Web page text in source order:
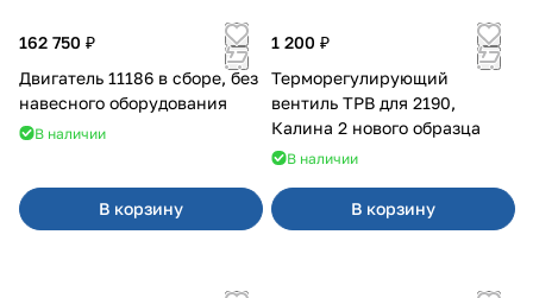
162 750 ₽
Двигатель 11186 в сборе, без
навесного оборудования
В наличии
В корзину
1 200 ₽
Терморегулирующий
вентиль ТРВ для 2190,
Калина 2 нового образца
В наличии
В корзину